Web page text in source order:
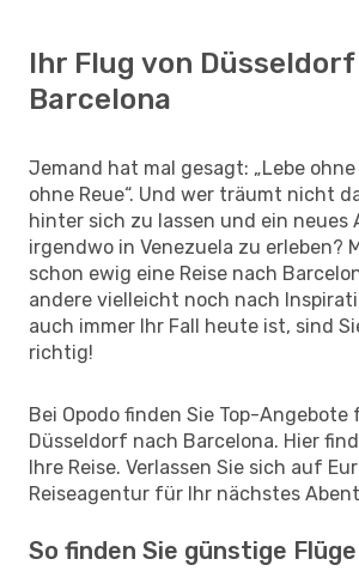
Ihr Flug von
Barcelona
Jemand hat mal gesagt: „Lebe
ohne Reue“. Und wer träumt nicht
hinter sich zu lassen und ein neues
irgendwo in Venezuela zu erleben?
schon ewig eine Reise nach
andere vielleicht noch nach
auch immer Ihr Fall heute ist, sind
richtig!
Bei Opodo finden Sie Top-Angebote
Düsseldorf nach Barcelona. Hier
Ihre Reise. Verlassen Sie sich auf
Reiseagentur für Ihr nächstes
So finden Sie günstige Flüge